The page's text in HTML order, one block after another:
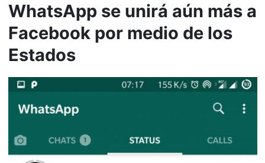
WhatsApp se unirá aún más a
Facebook por medio de los
Estados